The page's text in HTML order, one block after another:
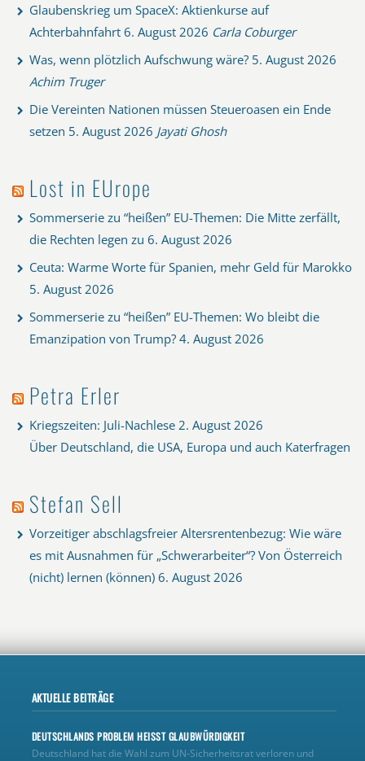
Glaubenskrieg um SpaceX: Aktienkurse auf
Achterbahnfahrt 6. August 2026 Carla Coburger
Was, wenn plötzlich Aufschwung wäre? 5. August 2026
Achim Truger
Die Vereinten Nationen müssen Steueroasen ein Ende
setzen 5. August 2026 Jayati Ghosh
Lost in EUrope
Sommerserie zu “heißen” EU-Themen: Die Mitte zerfällt,
die Rechten legen zu 6. August 2026
Ceuta: Warme Worte für Spanien, mehr Geld für Marokko
5. August 2026
Sommerserie zu “heißen” EU-Themen: Wo bleibt die
Emanzipation von Trump? 4. August 2026
Petra Erler
Kriegszeiten: Juli-Nachlese 2. August 2026
Über Deutschland, die USA, Europa und auch Katerfragen
Stefan Sell
Vorzeitiger abschlagsfreier Altersrentenbezug: Wie wäre
es mit Ausnahmen für „Schwerarbeiter“? Von Österreich
(nicht) lernen (können) 6. August 2026
AKTUELLE BEITRÄGE
DEUTSCHLANDS PROBLEM HEISST GLAUBWÜRDIGKEIT
Deutschland hat die Wahl zum UN‑Sicherheitsrat verloren und